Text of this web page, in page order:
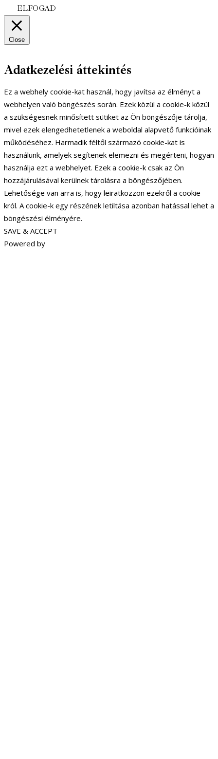
ELFOGAD
Close
Adatkezelési áttekintés
Ez a webhely cookie-kat használ, hogy javítsa az élményt a
webhelyen való böngészés során. Ezek közül a cookie-k közül
a szükségesnek minősített sütiket az Ön böngészője tárolja,
mivel ezek elengedhetetlenek a weboldal alapvető funkcióinak
működéséhez. Harmadik féltől származó cookie-kat is
használunk, amelyek segítenek elemezni és megérteni, hogyan
használja ezt a webhelyet. Ezek a cookie-k csak az Ön
hozzájárulásával kerülnek tárolásra a böngészőjében.
Lehetősége van arra is, hogy leiratkozzon ezekről a cookie-
król. A cookie-k egy részének letiltása azonban hatással lehet a
böngészési élményére.
SAVE & ACCEPT
Powered by